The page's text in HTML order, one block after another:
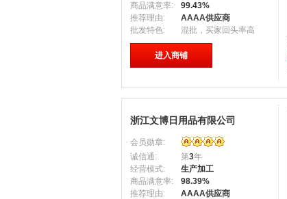
商品满意率:
99.43%
推荐理由:
AAAA供应商
批发特色:
混批，买家回头率高
进入商铺
浙江文博日用品有限公司
会员勋章:
诚信通:
第3年
经营模式:
生产加工
商品满意率:
98.39%
推荐理由:
AAAA供应商